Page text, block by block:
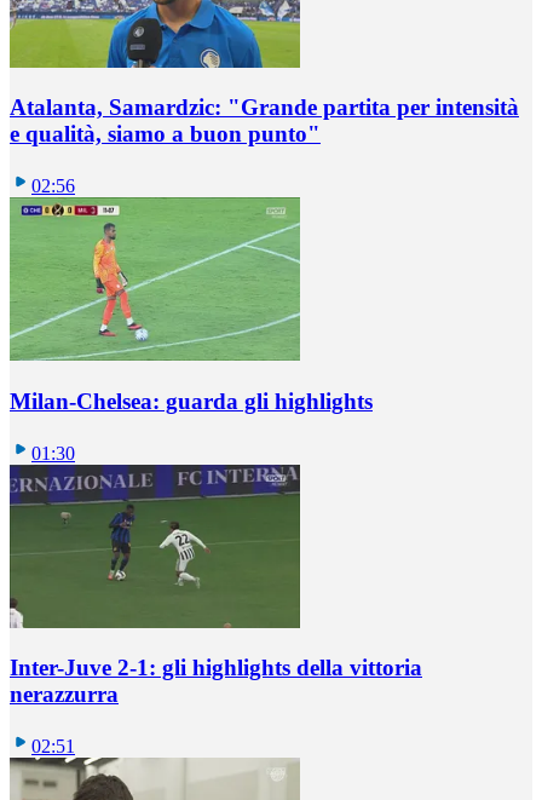
Atalanta, Samardzic: "Grande partita per intensità
e qualità, siamo a buon punto"
02:56
Milan-Chelsea: guarda gli highlights
01:30
Inter-Juve 2-1: gli highlights della vittoria
nerazzurra
02:51